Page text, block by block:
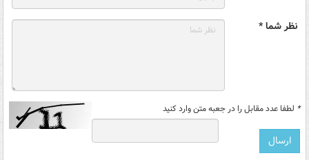
نظر شما *
* لطفا عدد مقابل را در جعبه متن وارد کنید